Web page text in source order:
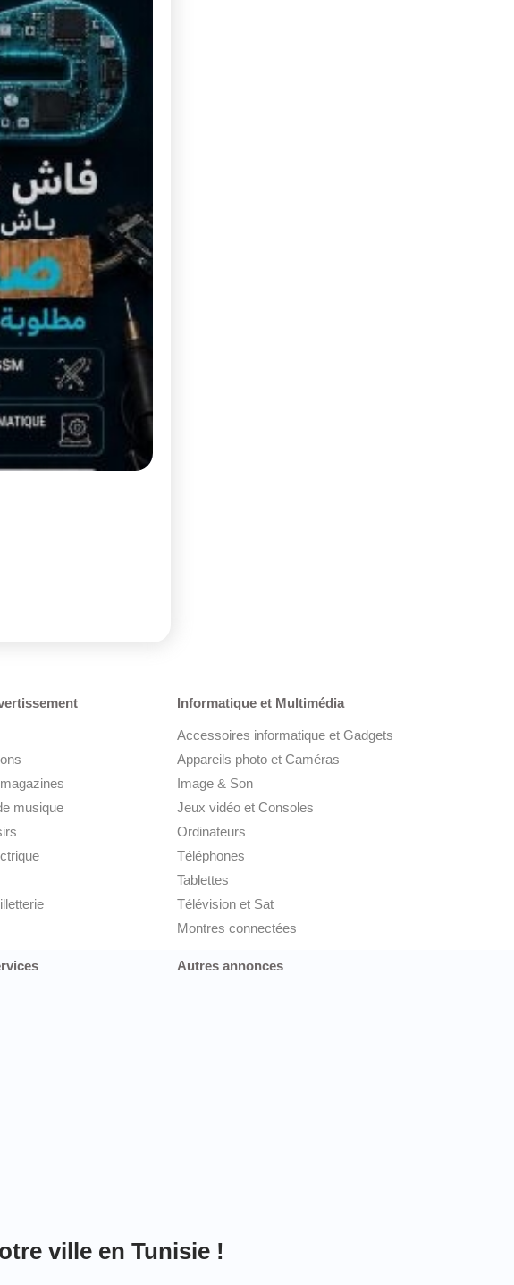
musique
Informatique et Multimédia
Accessoires informatique et Gadgets
Appareils photo et Caméras
Image & Son
Jeux vidéo et Consoles
Ordinateurs
Téléphones
Tablettes
Télévision et Sat
Montres connectées
Autres annonces
ville en Tunisie !